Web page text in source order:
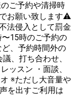
お願い致します⚠️
法侵入として罰金
15時のご予約の
、予約時間外の
を出すご利用は